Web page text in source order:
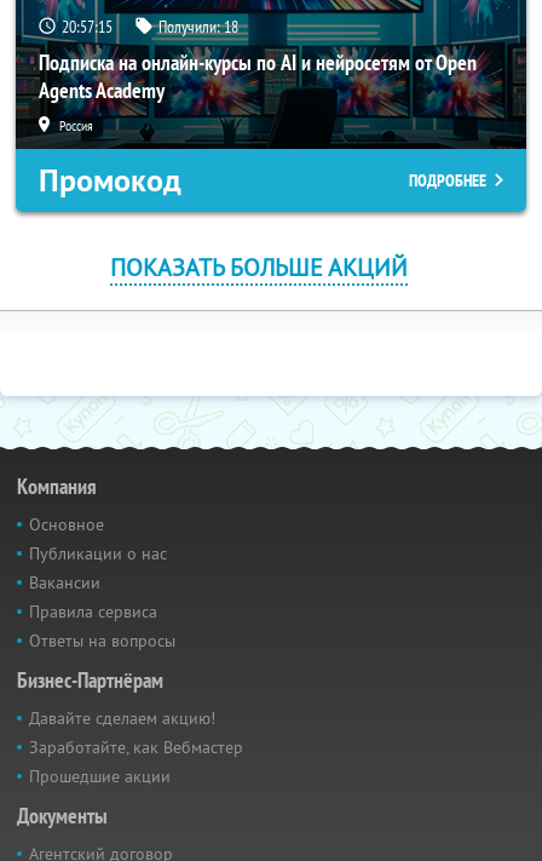
20:57:14 Получили:18
Подписка на онлайн-курсы по AI и нейросетям от Open
Agents Academy
Россия
Промокод ПОДРОБНЕЕ
ПОКАЗАТЬ БОЛЬШЕ АКЦИЙ
Компания
Основное
Публикации о нас
Вакансии
Правила сервиса
Ответы на вопросы
Бизнес-Партнёрам
Давайте сделаем акцию!
Заработайте, как Вебмастер
Прошедшие акции
Документы
Агентский договор